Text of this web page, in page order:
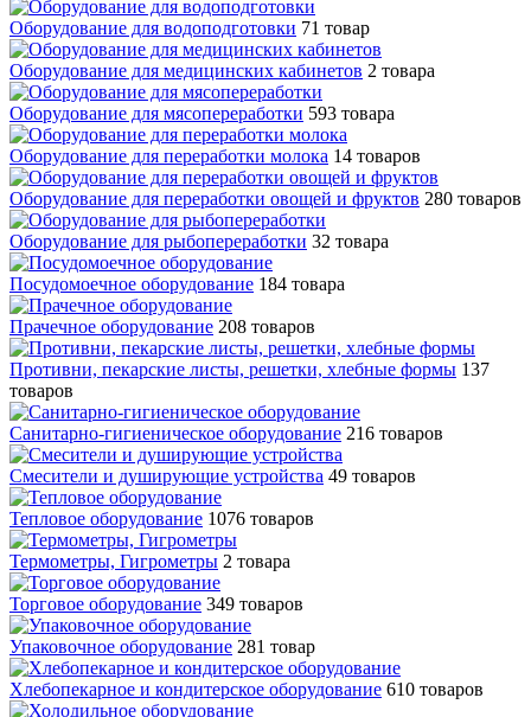
Оборудование для водоподготовки 71 товар
Оборудование для медицинских кабинетов 2 товара
Оборудование для мясопереработки 593 товара
Оборудование для переработки молока 14 товаров
Оборудование для переработки овощей и фруктов 280 товаров
Оборудование для рыбопереработки 32 товара
Посудомоечное оборудование 184 товара
Прачечное оборудование 208 товаров
Противни, пекарские листы, решетки, хлебные формы 137
товаров
Санитарно-гигиеническое оборудование 216 товаров
Смесители и душирующие устройства 49 товаров
Тепловое оборудование 1076 товаров
Термометры, Гигрометры 2 товара
Торговое оборудование 349 товаров
Упаковочное оборудование 281 товар
Хлебопекарное и кондитерское оборудование 610 товаров